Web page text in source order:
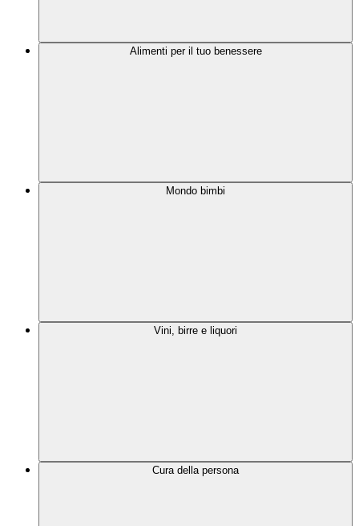
Alimenti per il tuo benessere
Mondo bimbi
Vini, birre e liquori
Cura della persona